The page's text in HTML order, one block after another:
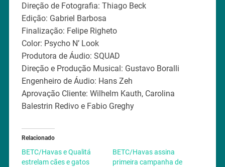
Direção de Fotografia: Thiago Beck
Edição: Gabriel Barbosa
Finalização: Felipe Righeto
Color: Psycho N’ Look
Produtora de Áudio: SQUAD
Direção e Produção Musical: Gustavo Boralli
Engenheiro de Áudio: Hans Zeh
Aprovação Cliente: Wilhelm Kauth, Carolina
Balestrin Redivo e Fabio Greghy
Relacionado
BETC/Havas e Qualitá
estrelam cães e gatos
BETC/Havas assina
primeira campanha de